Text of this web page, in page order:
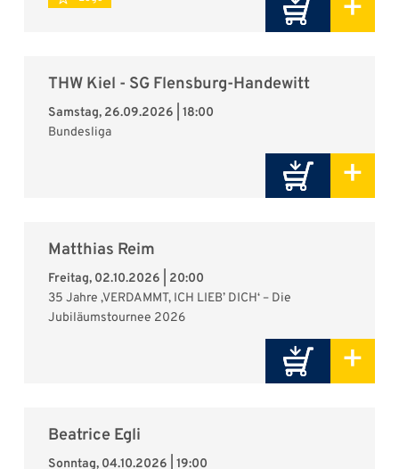
+
THW Kiel - SG Flensburg-Handewitt
Samstag, 26.09.2026 | 18:00
Bundesliga
+
Matthias Reim
Freitag, 02.10.2026 | 20:00
35 Jahre ‚VERDAMMT, ICH LIEB’ DICH‘ – Die
Jubiläumstournee 2026
+
Beatrice Egli
Sonntag, 04.10.2026 | 19:00